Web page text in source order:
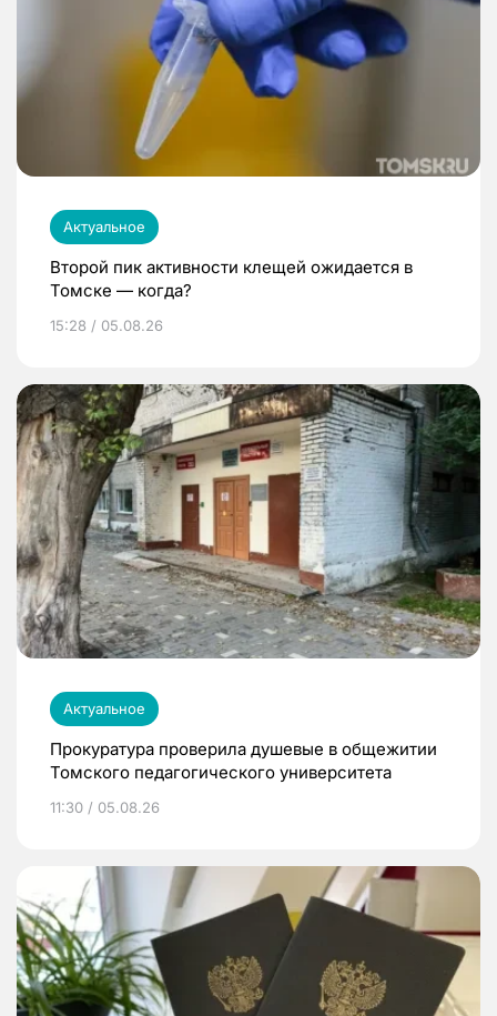
Актуальное
Второй пик активности клещей ожидается в
Томске — когда?
15:28 / 05.08.26
Актуальное
Прокуратура проверила душевые в общежитии
Томского педагогического университета
11:30 / 05.08.26